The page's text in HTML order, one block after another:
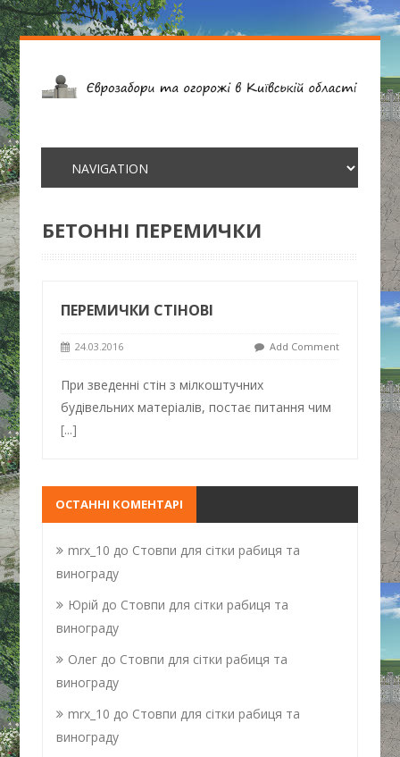
БЕТОННІ ПЕРЕМИЧКИ
ПЕРЕМИЧКИ СТІНОВІ
24.03.2016 Add Comment
При зведенні стін з мілкоштучних
будівельних матеріалів, постає питання чим
[...]
ОСТАННІ КОМЕНТАРІ
mrx_10 до Стовпи для сітки рабиця та
винограду
Юрій до Стовпи для сітки рабиця та
винограду
Олег до Стовпи для сітки рабиця та
винограду
mrx_10 до Стовпи для сітки рабиця та
винограду